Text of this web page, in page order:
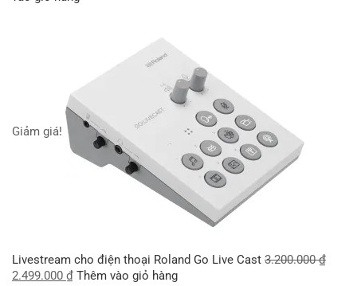
Giảm giá!
Livestream cho điện thoại Roland Go Live Cast 3.200.000₫
2.499.000 ₫ Thêm vào giỏ hàng